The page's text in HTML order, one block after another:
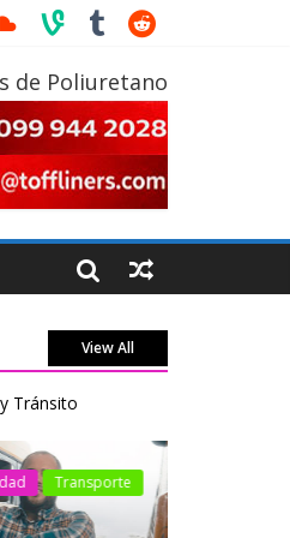
de Poliuretano
View All
Tránsito
Transporte